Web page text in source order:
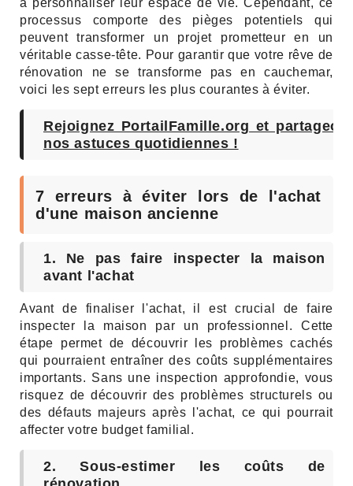
à personnaliser leur espace de vie. Cependant, ce
processus comporte des pièges potentiels qui
peuvent transformer un projet prometteur en un
véritable casse-tête. Pour garantir que votre rêve de
rénovation ne se transforme pas en cauchemar,
voici les sept erreurs les plus courantes à éviter.
Rejoignez PortailFamille.org et
nos astuces quotidiennes !
7 erreurs à éviter lors de l'achat
d'une maison ancienne
1. Ne pas faire inspecter la maison
avant l'achat
Avant de finaliser l'achat, il est crucial de faire
inspecter la maison par un professionnel. Cette
étape permet de découvrir les problèmes cachés
qui pourraient entraîner des coûts supplémentaires
importants. Sans une inspection approfondie, vous
risquez de découvrir des problèmes structurels ou
des défauts majeurs après l'achat, ce qui pourrait
affecter votre budget familial.
2. Sous-estimer les coûts de